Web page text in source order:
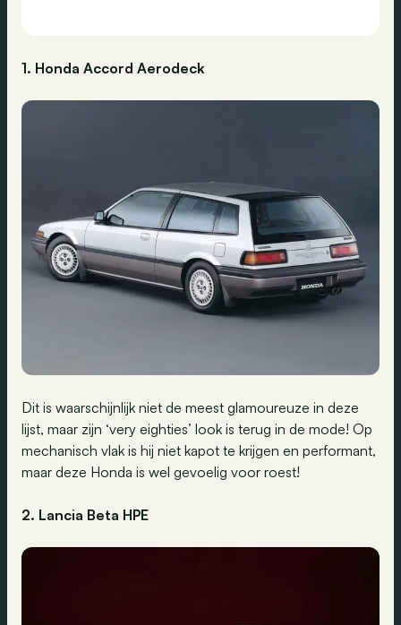
1. Honda Accord Aerodeck
Dit is waarschijnlijk niet de meest glamoureuze in deze
lijst, maar zijn ‘very eighties’ look is terug in de mode! Op
mechanisch vlak is hij niet kapot te krijgen en performant,
maar deze Honda is wel gevoelig voor roest!
2. Lancia Beta HPE